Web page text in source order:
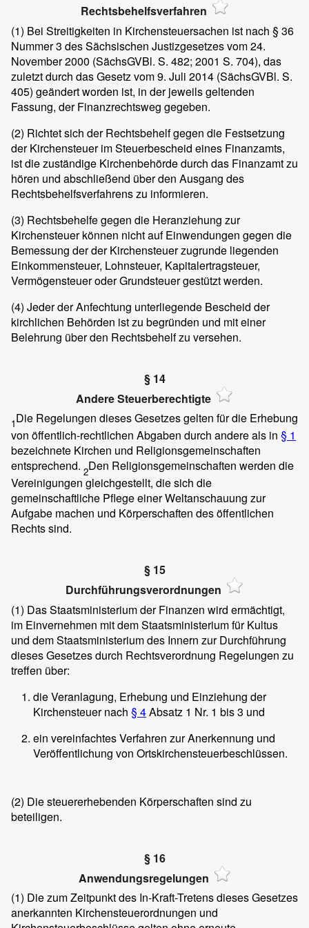
Rechtsbehelfsverfahren
(1) Bei Streitigkeiten in Kirchensteuersachen ist nach § 36
Nummer 3 des Sächsischen Justizgesetzes vom 24.
November 2000 (SächsGVBl. S. 482; 2001 S. 704), das
zuletzt durch das Gesetz vom 9. Juli 2014 (SächsGVBl. S.
405) geändert worden ist, in der jeweils geltenden
Fassung, der Finanzrechtsweg gegeben.
(2) Richtet sich der Rechtsbehelf gegen die Festsetzung
der Kirchensteuer im Steuerbescheid eines Finanzamts,
ist die zuständige Kirchenbehörde durch das Finanzamt zu
hören und abschließend über den Ausgang des
Rechtsbehelfsverfahrens zu informieren.
(3) Rechtsbehelfe gegen die Heranziehung zur
Kirchensteuer können nicht auf Einwendungen gegen die
Bemessung der der Kirchensteuer zugrunde liegenden
Einkommensteuer, Lohnsteuer, Kapitalertragsteuer,
Vermögensteuer oder Grundsteuer gestützt werden.
(4) Jeder der Anfechtung unterliegende Bescheid der
kirchlichen Behörden ist zu begründen und mit einer
Belehrung über den Rechtsbehelf zu versehen.
§ 14
Andere Steuerberechtigte
1Die Regelungen dieses Gesetzes gelten für die Erhebung
von öffentlich-rechtlichen Abgaben durch andere als in § 1
bezeichnete Kirchen und Religionsgemeinschaften
entsprechend. 2Den Religionsgemeinschaften werden die
Vereinigungen gleichgestellt, die sich die
gemeinschaftliche Pflege einer Weltanschauung zur
Aufgabe machen und Körperschaften des öffentlichen
Rechts sind.
§ 15
Durchführungsverordnungen
(1) Das Staatsministerium der Finanzen wird ermächtigt,
im Einvernehmen mit dem Staatsministerium für Kultus
und dem Staatsministerium des Innern zur Durchführung
dieses Gesetzes durch Rechtsverordnung Regelungen zu
treffen über:
die Veranlagung, Erhebung und Einziehung der
Kirchensteuer nach § 4Absatz 1 Nr. 1 bis 3 und
ein vereinfachtes Verfahren zur Anerkennung und
Veröffentlichung von Ortskirchensteuerbeschlüssen.
(2) Die steuererhebenden Körperschaften sind zu
beteiligen.
§ 16
Anwendungsregelungen
(1) Die zum Zeitpunkt des In-Kraft-Tretens dieses Gesetzes
anerkannten Kirchensteuerordnungen und